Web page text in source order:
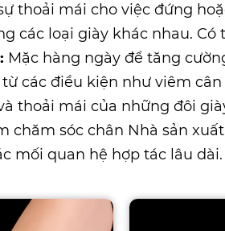
thoải mái cho việc đứng
các loại giày khác nhau.
Mặc hàng ngày để tăng
các điều kiện như viêm
thoải mái của những đôi
chăm sóc chân Nhà sản xuất
mối quan hệ hợp tác lâu dài.